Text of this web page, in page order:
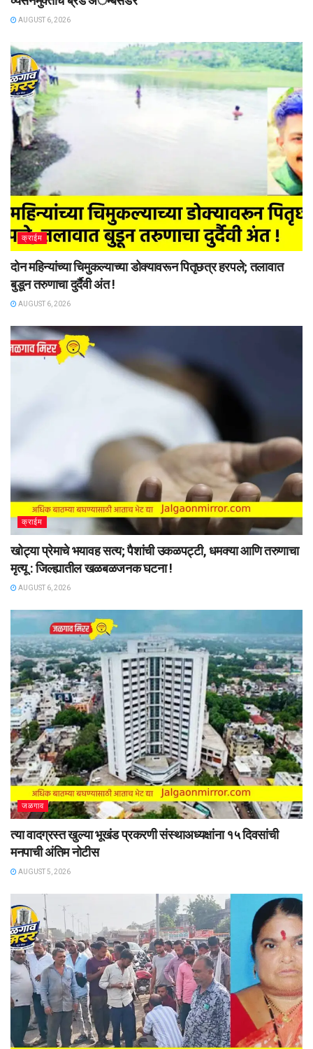
AUGUST 6, 2026
क्राईम
दोन महिन्यांच्या चिमुकल्याच्या डोक्यावरून पितृछत्र हरपले; तलावात
बुडून तरुणाचा दुर्दैवी अंत !
AUGUST 6, 2026
क्राईम
खोट्या प्रेमाचे भयावह सत्य; पैशांची उकळपट्टी, धमक्या आणि तरुणाचा
मृत्यू : जिल्ह्यातील खळबळजनक घटना !
AUGUST 6, 2026
जळगाव
त्या वादग्रस्त खुल्या भूखंड प्रकरणी संस्थाअध्यक्षांना १५ दिवसांची
मनपाची अंतिम नोटीस
AUGUST 5, 2026